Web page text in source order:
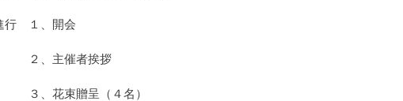
行　１、開会
２、主催者挨拶
３、花束贈呈（４名）